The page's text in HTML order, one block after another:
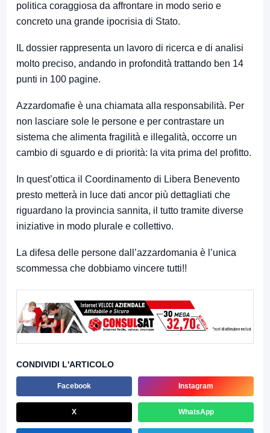
politica coraggiosa da affrontare in modo serio e
concreto una grande ipocrisia di Stato.
IL dossier rappresenta un lavoro di ricerca e di analisi
molto preciso, andando in profondità trattando ben 14
punti in 100 pagine.
Azzardomafie è una chiamata alla responsabilità. Per
non lasciare sole le persone e per contrastare un
sistema che alimenta fragilità e illegalità, occorre un
cambio di sguardo e di priorità: la vita prima del profitto.
In quest’ottica il Coordinamento di Libera Benevento
presto metterà in luce dati ancor più dettagliati che
riguardano la provincia sannita, il tutto tramite diverse
iniziative in modo plurale e collettivo.
La difesa delle persone dall’azzardomania è l’unica
scommessa che dobbiamo vincere tutti!!
CONDIVIDI L'ARTICOLO
Facebook Instagram
X WhatsApp